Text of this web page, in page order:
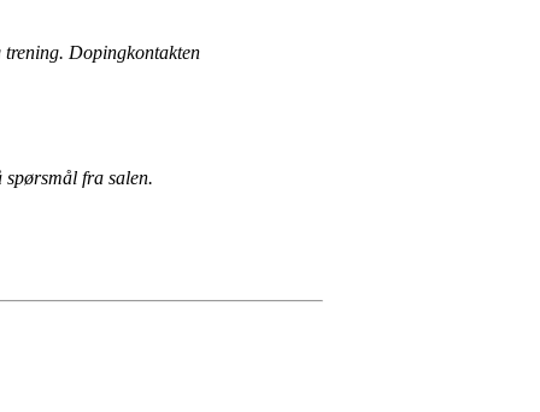
Dopingkontakten
fra salen.